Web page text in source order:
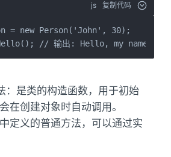
js 复制代码
= new Person('John', 30);
// 输出: Hello, my name is
是类的构造函数，用于初始
在创建对象时自动调用。
定义的普通方法，可以通过实